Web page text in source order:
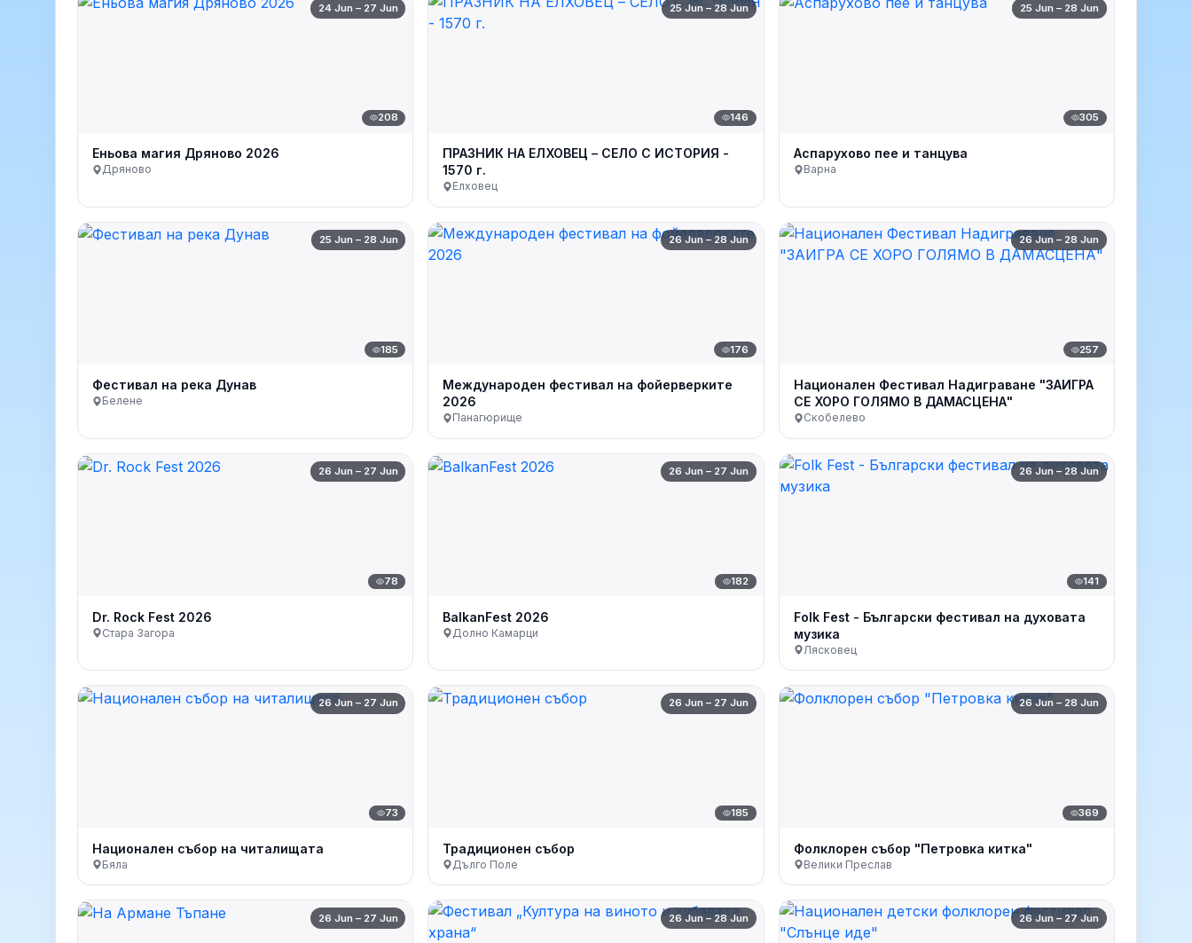
24 Jun – 27 Jun
208
Еньова магия Дряново 2026
Дряново
25 Jun – 28 Jun
146
ПРАЗНИК НА ЕЛХОВЕЦ – СЕЛО С ИСТОРИЯ -
1570 г.
Елховец
25 Jun – 28 Jun
305
Аспарухово пее и танцува
Варна
25 Jun – 28 Jun
185
Фестивал на река Дунав
Белене
26 Jun – 28 Jun
176
Международен фестивал на фойерверките
2026
Панагюрище
26 Jun – 28 Jun
257
Национален Фестивал Надиграване "ЗАИГРА
СЕ ХОРО ГОЛЯМО В ДАМАСЦЕНА"
Скобелево
26 Jun – 27 Jun
78
Dr. Rock Fest 2026
Стара Загора
26 Jun – 27 Jun
182
BalkanFest 2026
Долно Камарци
26 Jun – 28 Jun
141
Folk Fest - Български фестивал на духовата
музика
Лясковец
26 Jun – 27 Jun
73
Национален събор на читалищата
Бяла
26 Jun – 27 Jun
185
Традиционен събор
Дълго Поле
26 Jun – 28 Jun
369
Фолклорен събор "Петровка китка"
Велики Преслав
26 Jun – 27 Jun 26 Jun – 28 Jun 26 Jun – 27 Jun